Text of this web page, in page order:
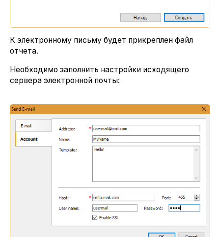
К электронному письму будет прикреплен файл
отчета.
Необходимо заполнить настройки исходящего
сервера электронной почты: